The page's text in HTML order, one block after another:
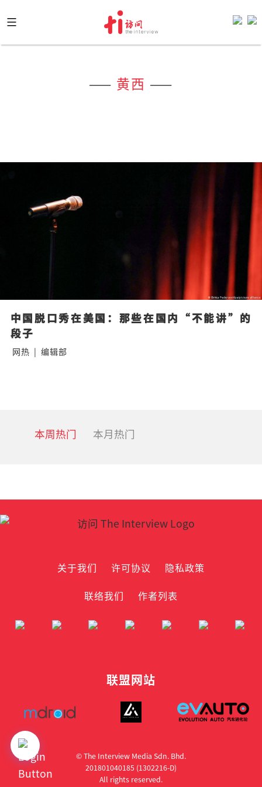
to
content
—— 黄西 ——
中国脱口秀在美国：那些在国内“不能讲”的
段子
网热 | 编辑部
本周热门 本月热门
关于我们 许可协议
隐私政策
联络我们
作者列表
联盟网站
© The Interview Media Sdn. Bhd.
201801040185 (1302216­-D)
All rights reserved.